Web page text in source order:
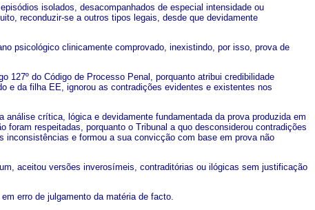
isolados, desacompanhados de especial intensidade ou
reconduzir-se a outros tipos legais, desde que devidamente
psicológico clinicamente comprovado, inexistindo, por isso, prova de
127º do Código de Processo Penal, porquanto atribui credibilidade
e da filha EE, ignorou as contradições evidentes e existentes nos
crítica, lógica e devidamente fundamentada da prova produzida em
respeitadas, porquanto o Tribunal a quo desconsiderou contradições
e formou a sua convicção com base em prova não
aceitou versões inverosímeis, contraditórias ou ilógicas sem justificação
erro de julgamento da matéria de facto.